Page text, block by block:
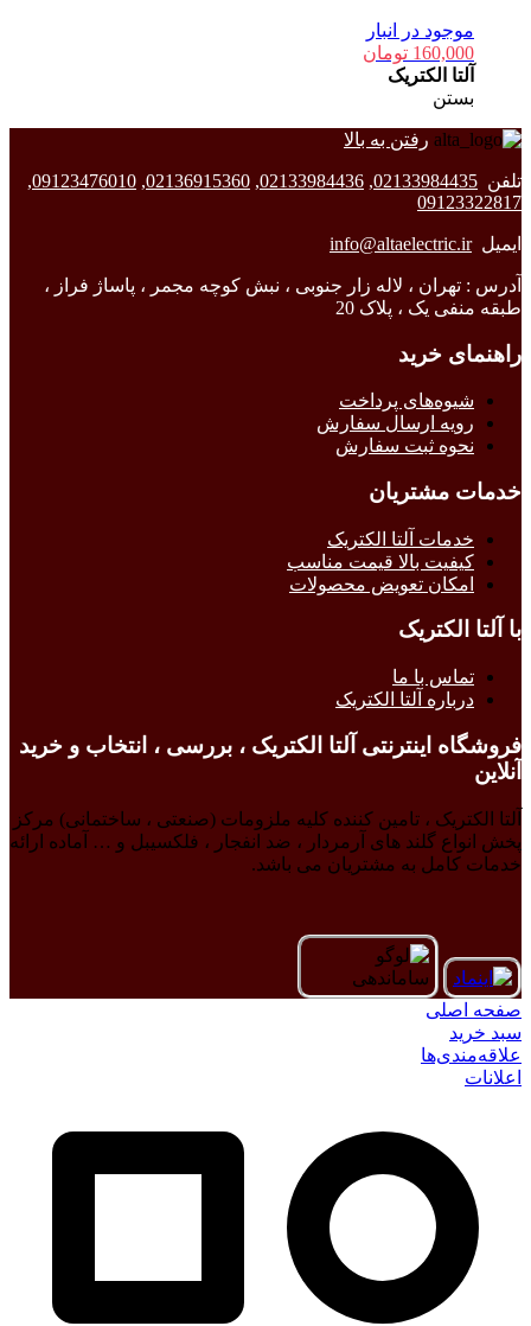
موجود در انبار
160,000 تومان
آلتا الکتریک
بستن
رفتن به بالا
تلفن 02133984435
,
02133984436
,
02136915360
,
09123476010
,
09123322817
ایمیلinfo@altaelectric.ir
آدرس : تهران ، لاله زار جنوبی ، نبش کوچه مجمر ، پاساژ فراز ،
طبقه منفی یک ، پلاک 20
راهنمای خرید
شیوه‌های پرداخت
رویه ارسال سفارش
نحوه ثبت سفارش
خدمات مشتریان
خدمات آلتا الکتریک
کیفیت بالا قیمت مناسب
امکان تعویض محصولات
با آلتا الکتریک
تماس با ما
درباره آلتا الکتریک
فروشگاه اینترنتی آلتا الکتریک ، بررسی ، انتخاب و خرید
آنلاین
آلتا الکتریک ، تامین کننده کلیه ملزومات (صنعتی ، ساختمانی) مرکز
پخش انواع گلند های آرمردار ، ضد انفجار ، فلکسیبل و … آماده ارائه
خدمات کامل به مشتریان می باشد.
صفحه اصلی
سبد خرید
علاقه‌مندی‌ها
اعلانات